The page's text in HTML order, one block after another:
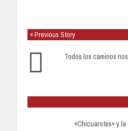
« Previous Story
Todos los caminos
«Chicuarotes» y